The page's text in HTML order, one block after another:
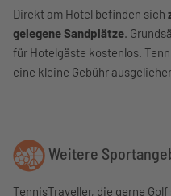
Direkt am Hotel befinden sich
gelegene Sandplätze.
für Hotelgäste kostenlos.
eine kleine Gebühr
Weitere
TennisTraveller, die gerne